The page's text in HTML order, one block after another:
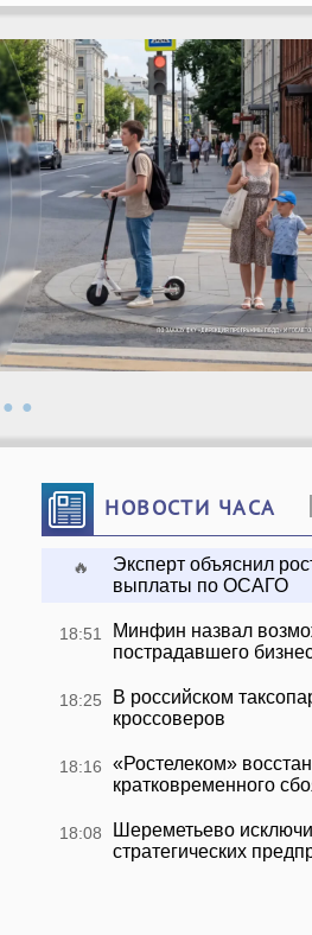
НОВОСТИ ЧАСА
🔥
Эксперт объяснил
выплаты по ОСАГО
18:51
Минфин назвал
пострадавшего
18:25
В российском
кроссоверов
18:16
«Ростелеком»
кратковременного
18:08
Шереметьево
стратегических
Наталья
Регина Тодоренко
Подруга